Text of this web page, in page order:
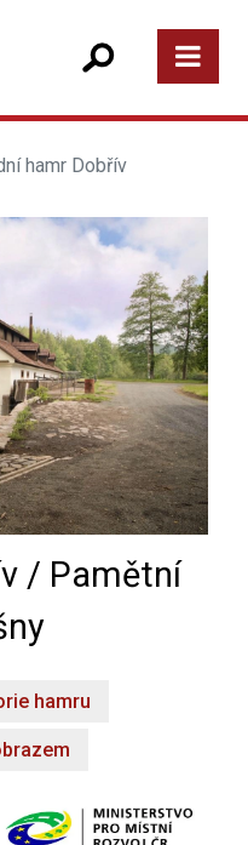
hamr Dobřív
/ Pamětní
hamru